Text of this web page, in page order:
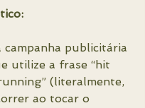
campanha publicitária
utilize a frase “hit
(literalmente,
ao tocar o